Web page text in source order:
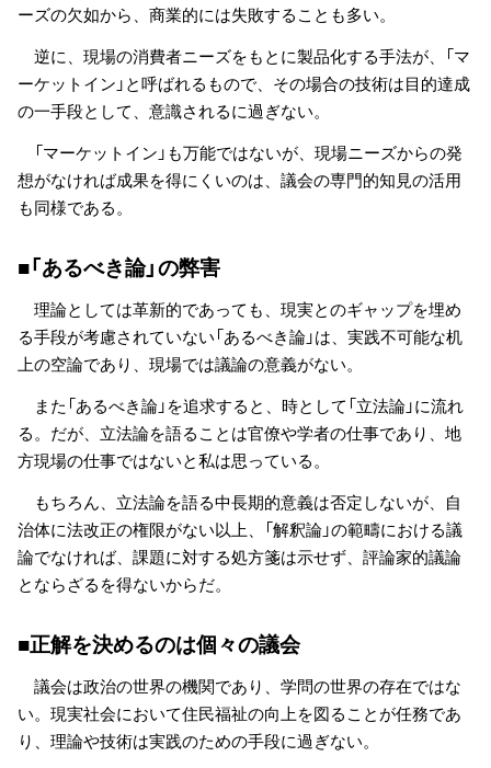
ーズの欠如から、商業的には失敗することも多い。
逆に、現場の消費者ニーズをもとに製品化する手法が、「マ
ーケットイン」と呼ばれるもので、その場合の技術は目的達成
の一手段として、意識されるに過ぎない。
「マーケットイン」も万能ではないが、現場ニーズからの発
想がなければ成果を得にくいのは、議会の専門的知見の活用
も同様である。
■「あるべき論」の弊害
理論としては革新的であっても、現実とのギャップを埋め
る手段が考慮されていない「あるべき論」は、実践不可能な机
上の空論であり、現場では議論の意義がない。
また「あるべき論」を追求すると、時として「立法論」に流れ
る。だが、立法論を語ることは官僚や学者の仕事であり、地
方現場の仕事ではないと私は思っている。
もちろん、立法論を語る中長期的意義は否定しないが、自
治体に法改正の権限がない以上、「解釈論」の範疇における議
論でなければ、課題に対する処方箋は示せず、評論家的議論
とならざるを得ないからだ。
■正解を決めるのは個々の議会
議会は政治の世界の機関であり、学問の世界の存在ではな
い。現実社会において住民福祉の向上を図ることが任務であ
り、理論や技術は実践のための手段に過ぎない。